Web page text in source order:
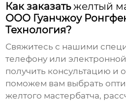
Как заказатьжелтый
ООО Гуанчжоу
Технология?
Свяжитесь с нашими
телефону или
получить консультацию и
поможем вам выбрать
желтого мастербатча,